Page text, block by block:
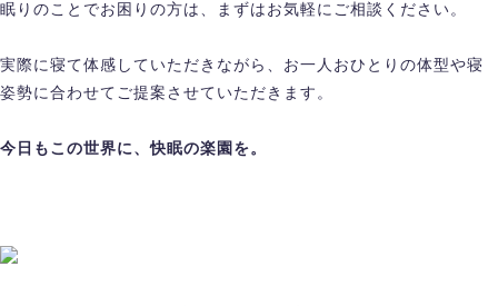
眠りのことでお困りの方は、まずはお気軽にご相談ください。
実際に寝て体感していただきながら、お一人おひとりの体型や寝
姿勢に合わせてご提案させていただきます。
今日もこの世界に、快眠の楽園を。